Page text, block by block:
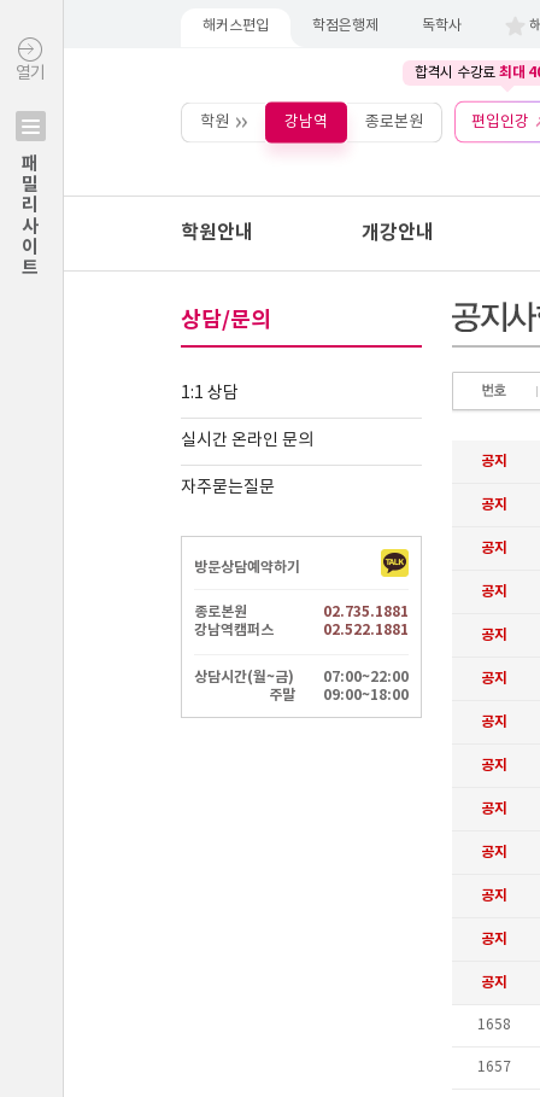
열기
패밀리사이트
해커스편입 학점은행제 독학사
합격시 수강료 최대
학원 강남역 종로본원 편입인강
학원안내 개강안내
상담/문의
1:1 상담
실시간 온라인 문의
자주묻는질문
방문상담예약하기
종로본원
02.735.1881
강남역캠퍼스
02.522.1881
상담시간(월~금)
07:00~22:00
주말
09:00~18:00